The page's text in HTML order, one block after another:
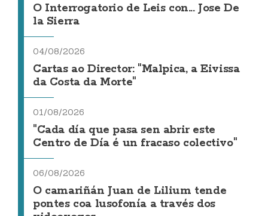
O Interrogatorio de Leis con... Jose De
la Sierra
04/08/2026
Cartas ao Director: "Malpica, a Eivissa
da Costa da Morte"
01/08/2026
"Cada día que pasa sen abrir este
Centro de Día é un fracaso colectivo"
06/08/2026
O camariñán Juan de Lilium tende
pontes coa lusofonía a través dos